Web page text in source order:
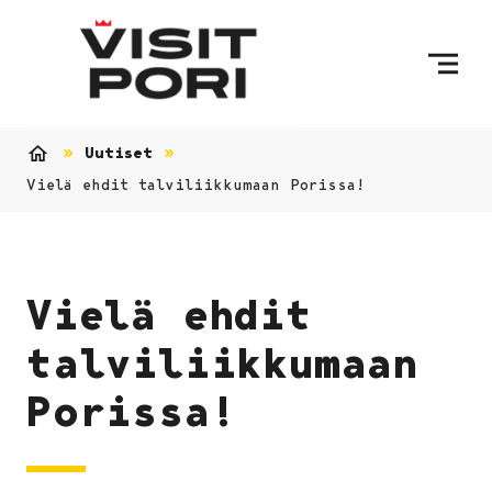
Uutiset
Vielä ehdit talviliikkumaan Porissa!
Vielä ehdit
talviliikkumaan
Porissa!